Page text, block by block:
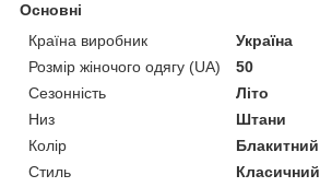
Основні
Країна виробник
Україна
Розмір жіночого одягу (UA)
50
Сезонність
Літо
Низ
Штани
Колір
Блакитний
Стиль
Класичний